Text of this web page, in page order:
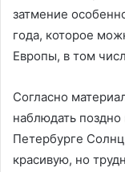
затмение
года, которое
Европы, в том
Согласно
наблюдать
Петербурге
красивую, но